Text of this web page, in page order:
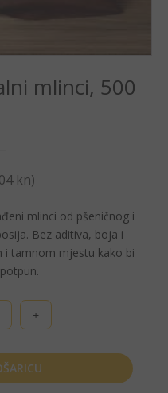
mlinci, 500
kn)
mlinci od pšeničnog i
Bez aditiva, boja i
i tamnom mjestu kako bi